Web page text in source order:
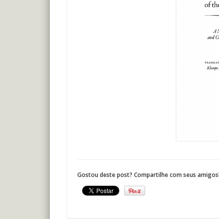
Gostou deste post? Compartilhe com seus